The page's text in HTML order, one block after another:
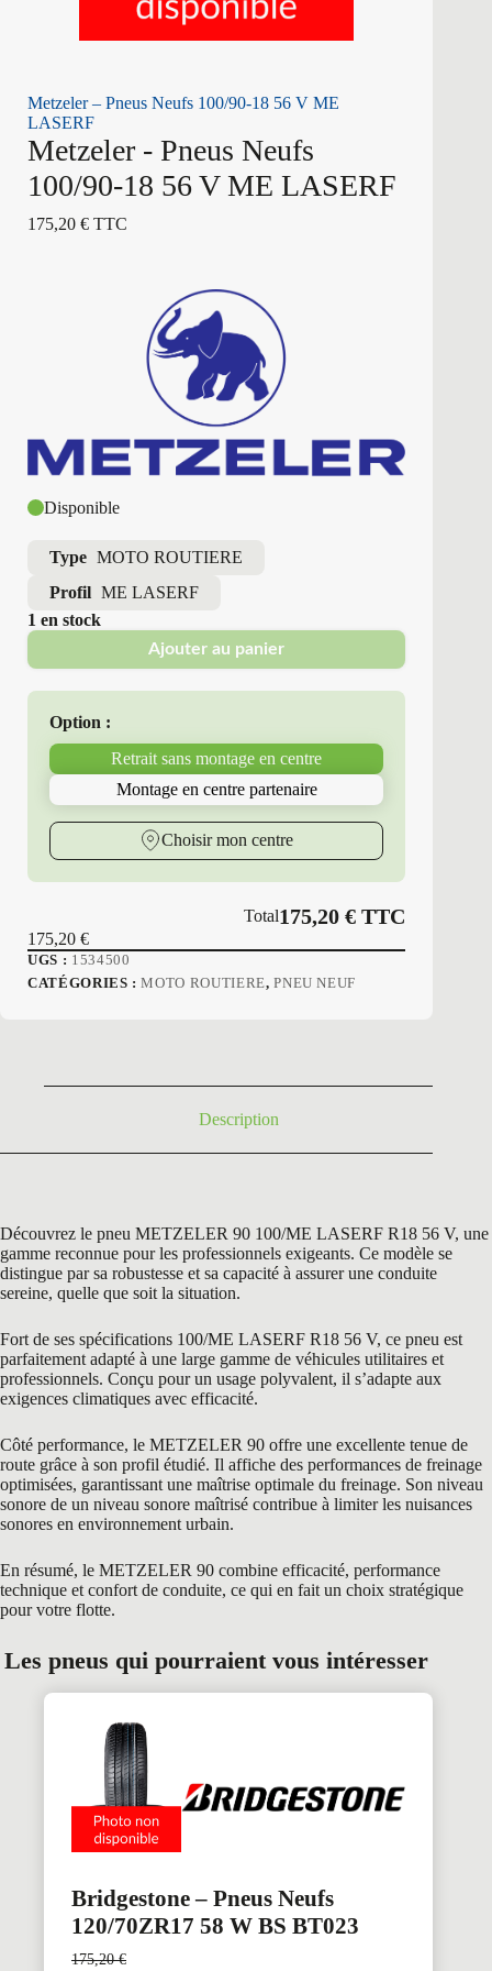
Metzeler – Pneus Neufs 100/90-18 56 V ME
LASERF
Metzeler - Pneus Neufs
100/90-18 56 V ME LASERF
175,20 € TTC
Disponible
Type MOTO ROUTIERE
Profil ME LASERF
1 en stock
Ajouter au panier
Option :
Retrait sans montage en centre
Montage en centre partenaire
Choisir mon centre
Total175,20€ TTC
175,20 €
UGS : 1534500
CATÉGORIES :MOTO ROUTIERE,PNEU NEUF
Description
Découvrez le pneu METZELER 90 100/ME LASERF R18 56 V, une
gamme reconnue pour les professionnels exigeants. Ce modèle se
distingue par sa robustesse et sa capacité à assurer une conduite
sereine, quelle que soit la situation.
Fort de ses spécifications 100/ME LASERF R18 56 V, ce pneu est
parfaitement adapté à une large gamme de véhicules utilitaires et
professionnels. Conçu pour un usage polyvalent, il s’adapte aux
exigences climatiques avec efficacité.
Côté performance, le METZELER 90 offre une excellente tenue de
route grâce à son profil étudié. Il affiche des performances de freinage
optimisées, garantissant une maîtrise optimale du freinage. Son niveau
sonore de un niveau sonore maîtrisé contribue à limiter les nuisances
sonores en environnement urbain.
En résumé, le METZELER 90 combine efficacité, performance
technique et confort de conduite, ce qui en fait un choix stratégique
pour votre flotte.
Les pneus qui pourraient vous intéresser
Bridgestone – Pneus Neufs
120/70ZR17 58 W BS BT023
175,20€